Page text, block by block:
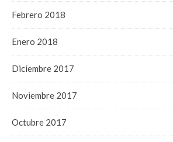
Febrero 2018
Enero 2018
Diciembre 2017
Noviembre 2017
Octubre 2017